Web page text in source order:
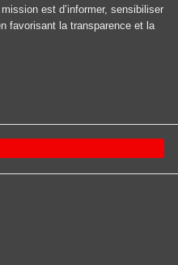
est d’informer, sensibiliser
favorisant la transparence et la